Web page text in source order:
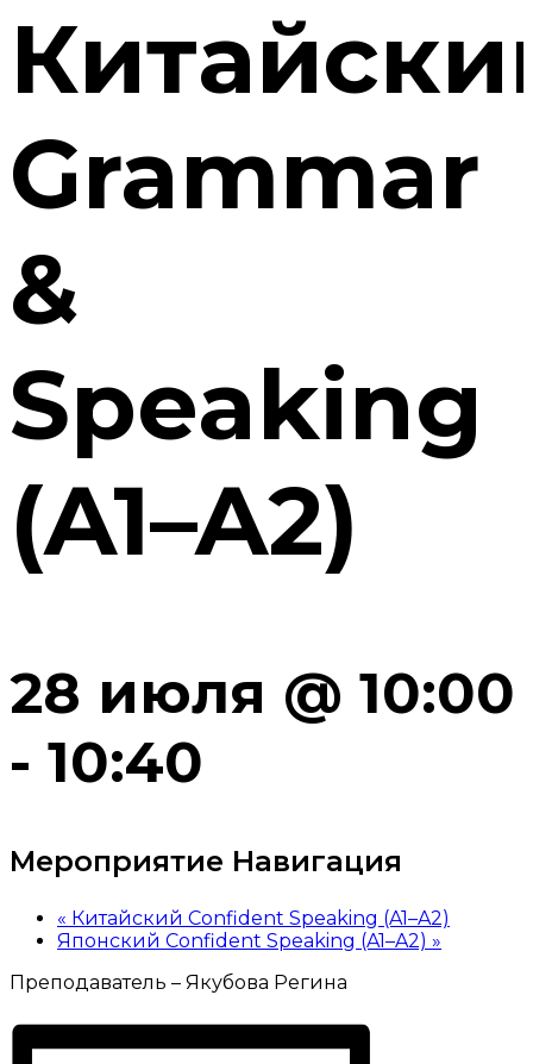
Grammar
&
Speaking
(A1–A2)
28 июля @ 10:00
- 10:40
Мероприятие Навигация
« Китайский Confident Speaking (A1–A2)
Японский Confident Speaking (A1–A2) »
Преподаватель – Якубова Регина